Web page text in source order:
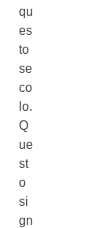
qu
es
to
se
co
lo.
Q
ue
st
o
si
gn